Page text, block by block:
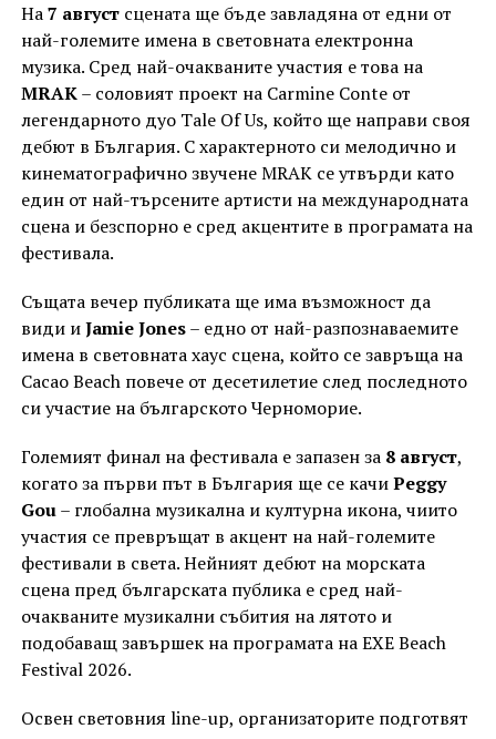
На7 августсцената ще бъде завладяна от едни от
най-големите имена в световната електронна
музика. Сред най-очакваните участия е това на
MRAK– соловият проект на Carmine Conte от
легендарното дуо Tale Of Us, който ще направи своя
дебют в България. С характерното си мелодично и
кинематографично звучене MRAK се утвърди като
един от най-търсените артисти на международната
сцена и безспорно е сред акцентите в програмата на
фестивала.
Същата вечер публиката ще има възможност да
види иJamie Jones– едно от най-разпознаваемите
имена в световната хаус сцена, който се завръща на
Cacao Beach повече от десетилетие след последното
си участие на българското Черноморие.
Големият финал на фестивала е запазен за 8 август,
когато за първи път в България ще се качиPeggy
Gou– глобална музикална и културна икона, чиито
участия се превръщат в акцент на най-големите
фестивали в света. Нейният дебют на морската
сцена пред българската публика е сред най-
очакваните музикални събития на лятото и
подобаващ завършек на програмата на EXE Beach
Festival 2026.
Освен световния line-up, организаторите подготвят